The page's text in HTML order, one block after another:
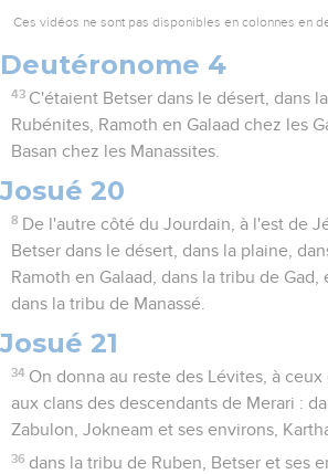
Ces vidéos ne sont pas disponibles en colonnes en
Deutéronome 4
43 C'étaient Betser dans le désert, dans
Rubénites, Ramoth en Galaad chez les
Basan chez les Manassites.
Josué 20
8 De l'autre côté du Jourdain, à l'est de
Betser dans le désert, dans la plaine,
Ramoth en Galaad, dans la tribu de Gad,
dans la tribu de Manassé.
Josué 21
34 On donna au reste des Lévites, à
aux clans des descendants de Merari :
Zabulon, Jokneam et ses environs,
36 dans la tribu de Ruben, Betser et ses